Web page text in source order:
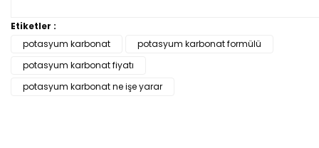
Etiketler :
potasyum karbonat
potasyum karbonat formülü
potasyum karbonat fiyatı
potasyum karbonat ne işe yarar